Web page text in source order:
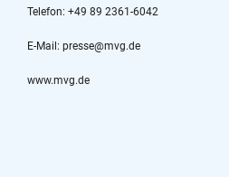
Telefon: +49 89 2361-6042
E-Mail: presse@mvg.de
www.mvg.de